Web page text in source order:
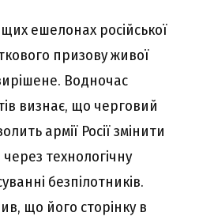
ешелонах російської
призову живої
Водночас
визнає, що черговий
армії Росії змінити
технологічну
безпілотників.
що його сторінку в